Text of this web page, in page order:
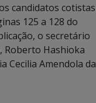
candidatos cotistas
125 a 128 do
o secretário
Roberto Hashioka
Cecilia Amendola da